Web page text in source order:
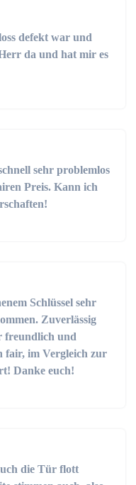
defekt war und
da und hat mir es
sehr problemlos
Preis. Kann ich
Schlüssel sehr
Zuverlässig
freundlich und
fair, im Vergleich zur
Danke euch!
die Tür flott